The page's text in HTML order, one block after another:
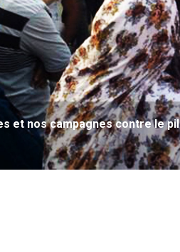
et nos campagnes contre le